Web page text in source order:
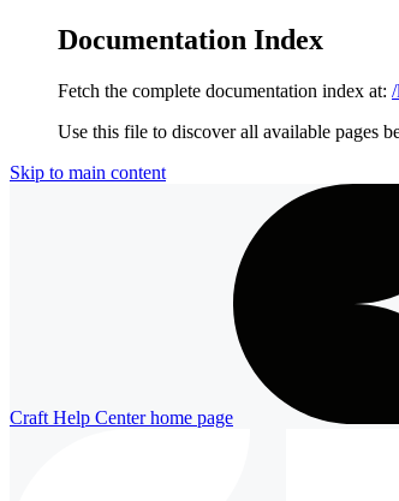
Documentation Index
Fetch the complete documentation index at:
Use this file to discover all available pages
Skip to main content
Craft Help Centerhome page